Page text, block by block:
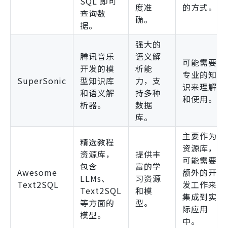
查询数
据。
度准
确。
的方式。
SuperSonic
腾讯音乐
开发的模
型知识库
和语义解
析器。
强大的
语义解
析能
力，支
持多种
数据
库。
可能需要
专业的知
识来理解
和使用。
Awesome
Text2SQL
精选教程
资源库，
包含
LLMs、
Text2SQL
等方面的
模型。
提供丰
富的学
习资源
和模
型。
主要作为
资源库，
可能需要
额外的开
发工作来
集成到实
际应用
中。